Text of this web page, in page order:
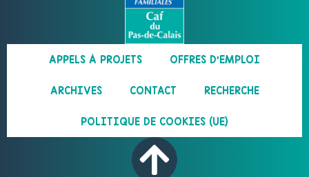
APPELS À PROJETS OFFRES D’EMPLOI
ARCHIVES CONTACT RECHERCHE
POLITIQUE DE COOKIES (UE)